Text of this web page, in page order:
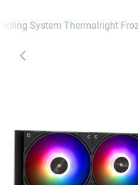
System Thermalright